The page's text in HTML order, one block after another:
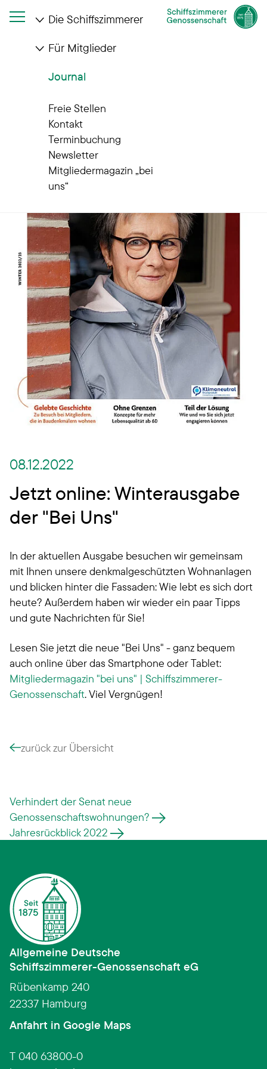
Die Schiffszimmerer
Für Mitglieder
Journal
Freie Stellen
Kontakt
Terminbuchung
Newsletter
Mitgliedermagazin „bei
uns“
Startseite
Journal Jetzt online: Winterausgabe der "Bei Uns"
08.12.2022
Jetzt online: Winterausgabe
der "Bei Uns"
In der aktuellen Ausgabe besuchen wir gemeinsam
mit Ihnen unsere denkmalgeschützten Wohnanlagen
und blicken hinter die Fassaden: Wie lebt es sich dort
heute? Außerdem haben wir wieder ein paar Tipps
und gute Nachrichten für Sie!
Lesen Sie jetzt die neue "Bei Uns" - ganz bequem
auch online über das Smartphone oder Tablet:
Mitgliedermagazin "bei uns" | Schiffszimmerer-
Genossenschaft. Viel Vergnügen!
zurück zur Übersicht
Verhindert der Senat neue
Genossenschaftswohnungen?
Jahresrückblick 2022
Allgemeine Deutsche
Schiffszimmerer­-­Genossenschaft eG
Rübenkamp 240
22337 Hamburg
Anfahrt in Google Maps
T 040 63800-0